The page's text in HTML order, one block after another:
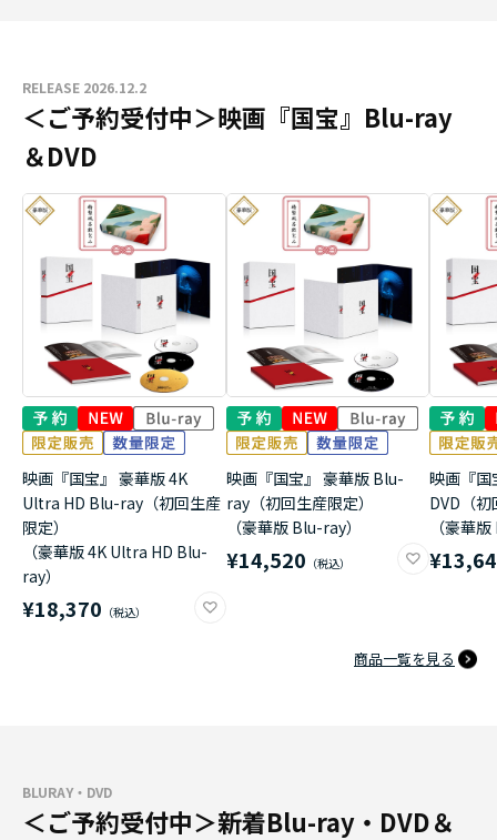
RELEASE 2026.12.2
＜ご予約受付中＞映画『国宝』Blu-ray
＆DVD
映画『国宝』 豪華版 4K
Ultra HD Blu-ray（初回生産
限定）
（豪華版 4K Ultra HD Blu-
ray）
¥18,370
映画『国宝』 豪華版 Blu-
ray（初回生産限定）
（豪華版 Blu-ray）
¥14,520
映画『国
DVD（
（豪華
商品一覧を見る
BLURAY・DVD
＜ご予約受付中＞新着Blu-ray・DVD＆